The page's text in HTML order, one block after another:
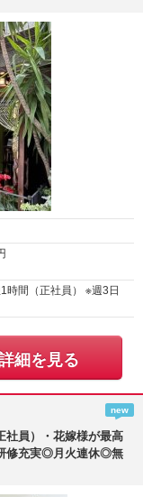
～
時間（正社員） ※週3日
細を見る
new
社員）・花嫁様が最高
修充実◎月火連休◎無